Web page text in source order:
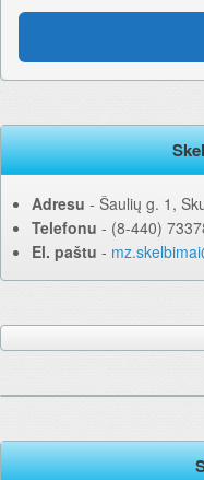
Adresu ‐ Šaulių g. 1,
Telefonu ‐ (8-440)
El. paštu ‐